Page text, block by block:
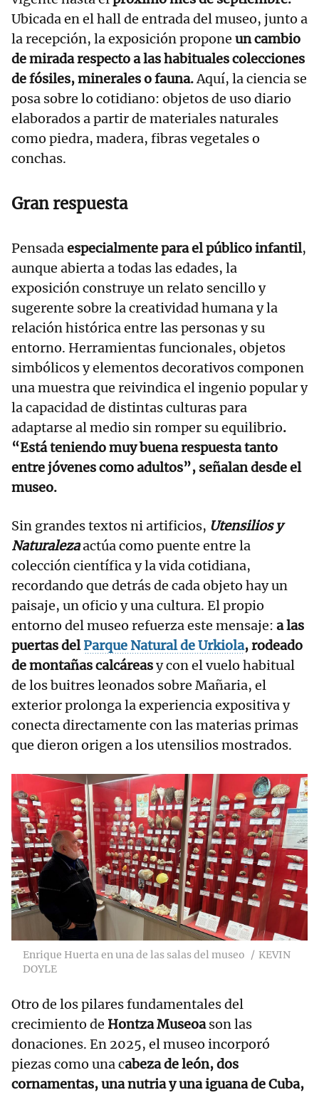
Ubicada en el hall de entrada del museo, junto a
la recepción, la exposición propone un cambio
de mirada respecto a las habituales colecciones
de fósiles, minerales o fauna.Aquí, la ciencia se
posa sobre lo cotidiano: objetos de uso diario
elaborados a partir de materiales naturales
como piedra, madera, fibras vegetales o
conchas.
Gran respuesta
Pensadaespecialmente para el público infantil,
aunque abierta a todas las edades, la
exposición construye un relato sencillo y
sugerente sobre la creatividad humana y la
relación histórica entre las personas y su
entorno. Herramientas funcionales, objetos
simbólicos y elementos decorativos componen
una muestra que reivindica el ingenio popular y
la capacidad de distintas culturas para
adaptarse al medio sin romper su equilibrio.
“Está teniendo muy buena respuesta tanto
entre jóvenes como adultos”, señalan desde el
museo.
Sin grandes textos ni artificios, Utensilios y
Naturalezaactúa como puente entre la
colección científica y la vida cotidiana,
recordando que detrás de cada objeto hay un
paisaje, un oficio y una cultura. El propio
entorno del museo refuerza este mensaje: a las
puertas delParque Natural de Urkiola, rodeado
de montañas calcáreasy con el vuelo habitual
de los buitres leonados sobre Mañaria, el
exterior prolonga la experiencia expositiva y
conecta directamente con las materias primas
que dieron origen a los utensilios mostrados.
Enrique Huerta en una de las salas del museo
KEVIN
DOYLE
Otro de los pilares fundamentales del
crecimiento de Hontza Museoason las
donaciones. En 2025, el museo incorporó
piezas como una cabeza de león, dos
cornamentas, una nutria y una iguana de Cuba,